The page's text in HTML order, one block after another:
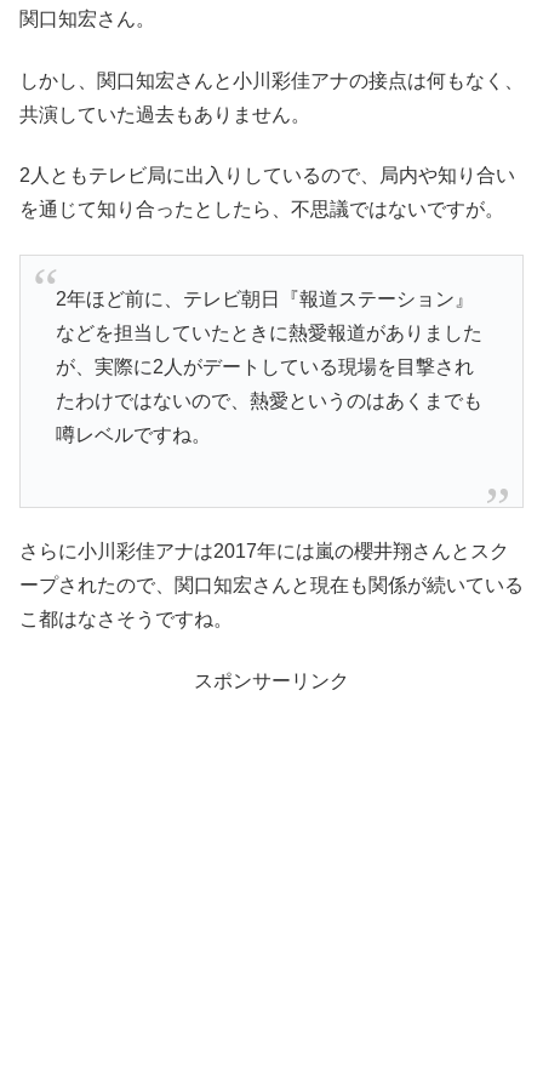
関口知宏さん。
しかし、関口知宏さんと小川彩佳アナの接点は何もなく、
共演していた過去もありません。
2人ともテレビ局に出入りしているので、局内や知り合い
を通じて知り合ったとしたら、不思議ではないですが。
2年ほど前に、テレビ朝日『報道ステーション』
などを担当していたときに熱愛報道がありました
が、実際に2人がデートしている現場を目撃され
たわけではないので、熱愛というのはあくまでも
噂レベルですね。
さらに小川彩佳アナは2017年には嵐の櫻井翔さんとスク
ープされたので、関口知宏さんと現在も関係が続いている
こ都はなさそうですね。
スポンサーリンク